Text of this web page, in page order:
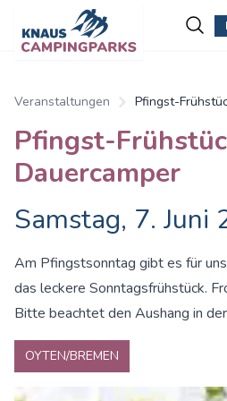
Veranstaltungen Pfingst-
Pfingst-
Dauercamper
Samstag, 7. Juni
Am Pfingstsonntag gibt es für
das leckere Sonntagsfrühstück.
Bitte beachtet den Aushang in
OYTEN/BREMEN